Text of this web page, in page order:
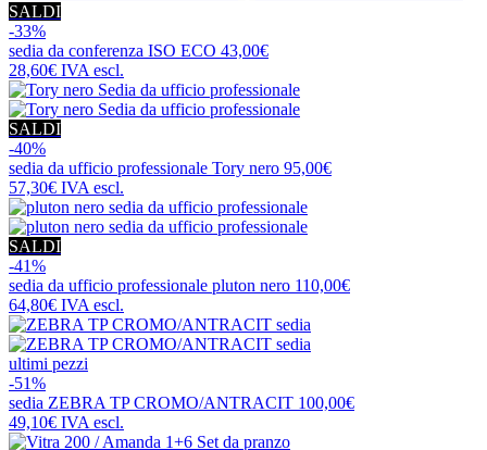
SALDI
-33%
sedia da conferenza ISO ECO 43,00€
28,60€ IVA escl.
SALDI
-40%
sedia da ufficio professionale Tory nero 95,00€
57,30€ IVA escl.
SALDI
-41%
sedia da ufficio professionale pluton nero 110,00€
64,80€ IVA escl.
ultimi pezzi
-51%
sedia ZEBRA TP CROMO/ANTRACIT 100,00€
49,10€ IVA escl.